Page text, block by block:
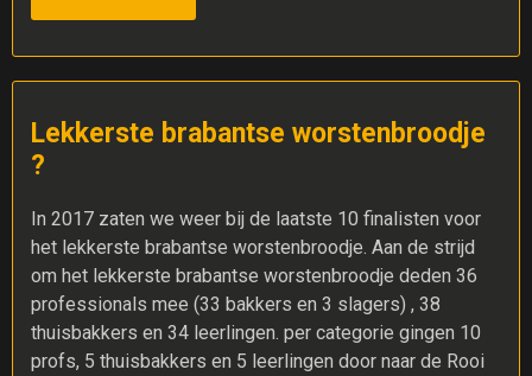
Lekkerste brabantse worstenbroodje
?
In 2017 zaten we weer bij de laatste 10 finalisten voor
het lekkerste brabantse worstenbroodje. Aan de strijd
om het lekkerste brabantse worstenbroodje deden 36
professionals mee (33 bakkers en 3 slagers) , 38
thuisbakkers en 34 leerlingen. per categorie gingen 10
profs, 5 thuisbakkers en 5 leerlingen door naar de Rooi